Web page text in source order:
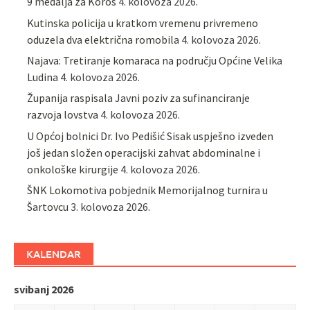
Kutinska policija u kratkom vremenu privremeno
oduzela dva električna romobila 4. kolovoza 2026.
Najava: Tretiranje komaraca na području Općine Velika
Ludina 4. kolovoza 2026.
Županija raspisala Javni poziv za sufinanciranje
razvoja lovstva 4. kolovoza 2026.
U Općoj bolnici Dr. Ivo Pedišić Sisak uspješno izveden
još jedan složen operacijski zahvat abdominalne i
onkološke kirurgije 4. kolovoza 2026.
ŠNK Lokomotiva pobjednik Memorijalnog turnira u
Šartovcu 3. kolovoza 2026.
KALENDAR
svibanj 2026